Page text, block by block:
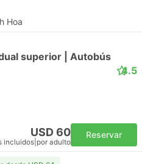
Hoa
superior | Autobús
4.5
USD 60
incluidos por adulto
Reservar